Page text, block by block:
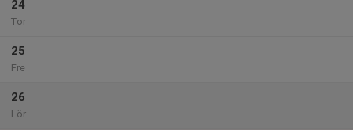
24
Tor
25
Fre
26
Lör